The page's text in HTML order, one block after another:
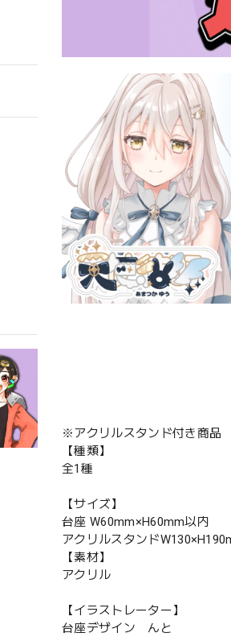
※アクリルスタンド付き商品
【種類】
全1種
【サイズ】
台座 W60mm×H60mm以内
アクリルスタンド
【素材】
アクリル
【イラストレーター】
台座デザイン んと